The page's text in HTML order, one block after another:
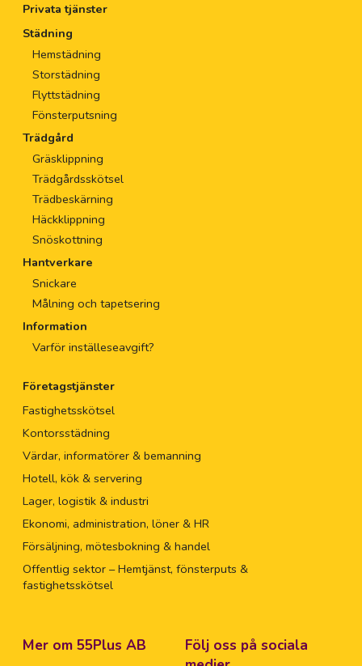
Privata tjänster
Städning
Hemstädning
Storstädning
Flyttstädning
Fönsterputsning
Trädgård
Gräsklippning
Trädgårdsskötsel
Trädbeskärning
Häckklippning
Snöskottning
Hantverkare
Snickare
Målning och tapetsering
Information
Varför inställeseavgift?
Företagstjänster
Fastighetsskötsel
Kontorsstädning
Värdar, informatörer & bemanning
Hotell, kök & servering
Lager, logistik & industri
Ekonomi, administration, löner & HR
Försäljning, mötesbokning & handel
Offentlig sektor – Hemtjänst, fönsterputs &
fastighetsskötsel
Mer om 55Plus AB
Följ oss på sociala